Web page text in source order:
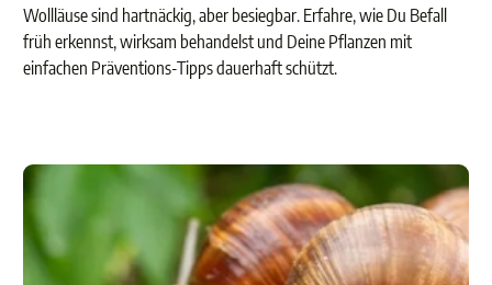
Wollläuse sind hartnäckig, aber besiegbar. Erfahre, wie Du Befall
früh erkennst, wirksam behandelst und Deine Pflanzen mit
einfachen Präventions-Tipps dauerhaft schützt.